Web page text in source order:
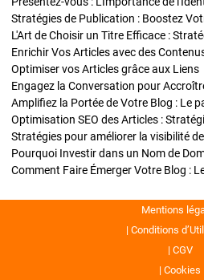
L'Art de Choisir un Titre Efficace :
Optimiser vos Articles grâce aux Liens
Engagez la Conversation pour
Amplifiez la Portée de Votre Blog : Le
Mentions
Conditions
CGV
Cookies